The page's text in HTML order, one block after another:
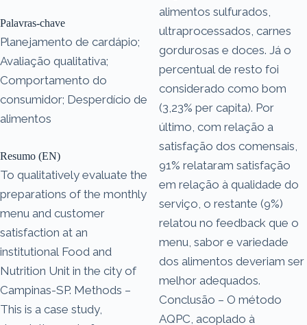
Palavras-chave
Planejamento de cardápio;
Avaliação qualitativa;
Comportamento do
consumidor; Desperdício de
alimentos
Resumo (EN)
To qualitatively evaluate the
preparations of the monthly
menu and customer
satisfaction at an
institutional Food and
Nutrition Unit in the city of
Campinas-SP. Methods –
This is a case study,
alimentos sulfurados,
ultraprocessados, carnes
gordurosas e doces. Já o
percentual de resto foi
considerado como bom
(3,23% per capita). Por
último, com relação a
satisfação dos comensais,
91% relataram satisfação
em relação à qualidade do
serviço, o restante (9%)
relatou no feedback que o
menu, sabor e variedade
dos alimentos deveriam ser
melhor adequados.
Conclusão – O método
AQPC, acoplado à